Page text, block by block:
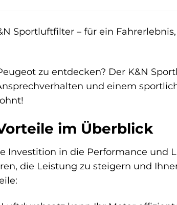
Sportluftfilter – für ein
zu entdecken? Der K&N
und einem
im Überblick
Investition in die Performance und
die Leistung zu steigern und